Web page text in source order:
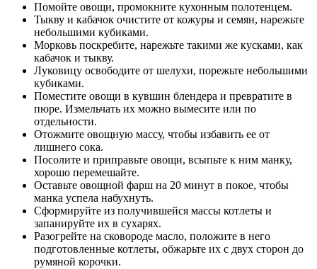
Помойте овощи, промокните кухонным полотенцем.
Тыкву и кабачок очистите от кожуры и семян, нарежьте
небольшими кубиками.
Морковь поскребите, нарежьте такими же кусками, как
кабачок и тыкву.
Луковицу освободите от шелухи, порежьте небольшими
кубиками.
Поместите овощи в кувшин блендера и превратите в
пюре. Измельчать их можно вымесите или по
отдельности.
Отожмите овощную массу, чтобы избавить ее от
лишнего сока.
Посолите и приправьте овощи, всыпьте к ним манку,
хорошо перемешайте.
Оставьте овощной фарш на 20 минут в покое, чтобы
манка успела набухнуть.
Сформируйте из получившейся массы котлеты и
запанируйте их в сухарях.
Разогрейте на сковороде масло, положите в него
подготовленные котлеты, обжарьте их с двух сторон до
румяной корочки.